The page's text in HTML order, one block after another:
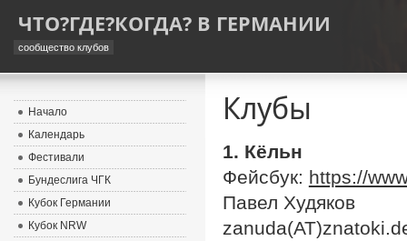
ЧТО?ГДЕ?КОГДА? В ГЕРМАНИИ
сообщество клубов
Клубы
1. Кёльн
Фейсбук: https://
Павел Худяков
Начало
Календарь
Фестивали
Бундеслига ЧГК
Кубок Германии
Кубок NRW